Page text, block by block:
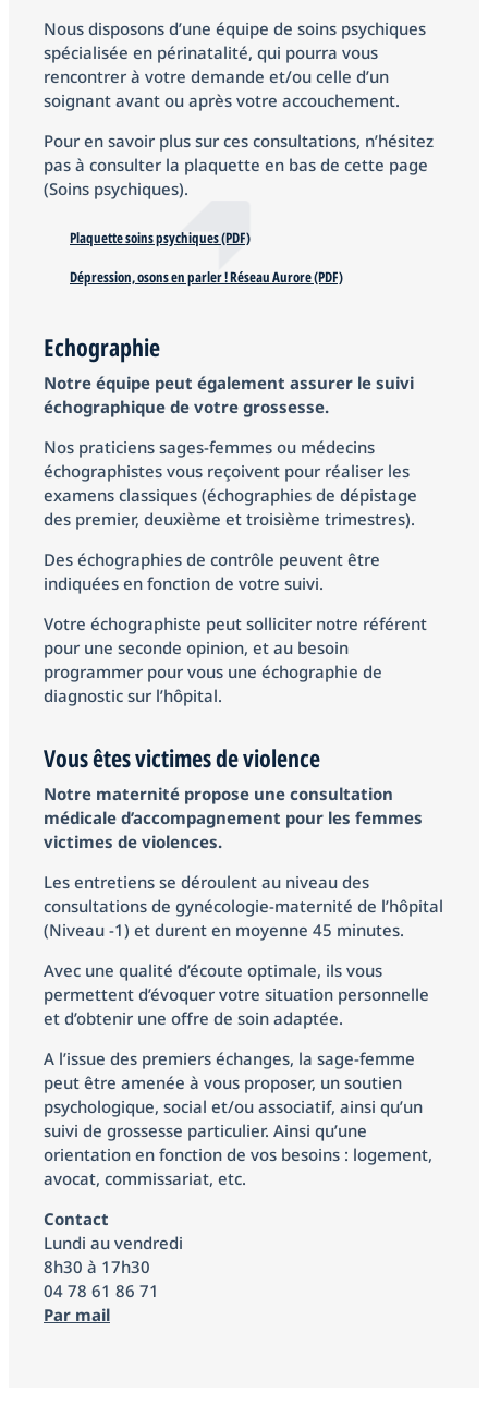
Nous disposons d’une équipe de soins psychiques
spécialisée en périnatalité, qui pourra vous
rencontrer à votre demande et/ou celle d’un
soignant avant ou après votre accouchement.
Pour en savoir plus sur ces consultations, n’hésitez
pas à consulter la plaquette en bas de cette page
(Soins psychiques).
Plaquette soins psychiques (PDF)
Dépression, osons en parler ! Réseau Aurore (PDF)
Echographie
Notre équipe peut également assurer le suivi
échographique de votre grossesse.
Nos praticiens sages-femmes ou médecins
échographistes vous reçoivent pour réaliser les
examens classiques (échographies de dépistage
des premier, deuxième et troisième trimestres).
Des échographies de contrôle peuvent être
indiquées en fonction de votre suivi.
Votre échographiste peut solliciter notre référent
pour une seconde opinion, et au besoin
programmer pour vous une échographie de
diagnostic sur l’hôpital.
Vous êtes victimes de violence
Notre maternité propose une consultation
médicale d’accompagnement pour les femmes
victimes de violences.
Les entretiens se déroulent au niveau des
consultations de gynécologie-maternité de l’hôpital
(Niveau -1) et durent en moyenne 45 minutes.
Avec une qualité d’écoute optimale, ils vous
permettent d’évoquer votre situation personnelle
et d’obtenir une offre de soin adaptée.
A l’issue des premiers échanges, la sage-femme
peut être amenée à vous proposer, un soutien
psychologique, social et/ou associatif, ainsi qu’un
suivi de grossesse particulier. Ainsi qu’une
orientation en fonction de vos besoins : logement,
avocat, commissariat, etc.
Contact
Lundi au vendredi
8h30 à 17h30
04 78 61 86 71
Par mail